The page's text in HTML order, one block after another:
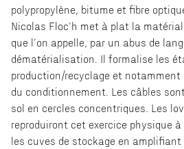
polypropylène, bitume et ﬁbre
Nicolas Floc’h met à plat la
que l’on appelle, par un abus de
dématérialisation. Il formalise les
production/recyclage et notamment
du conditionnement. Les câbles
sol en cercles concentriques. Les
reproduiront cet exercice physique
les cuves de stockage en